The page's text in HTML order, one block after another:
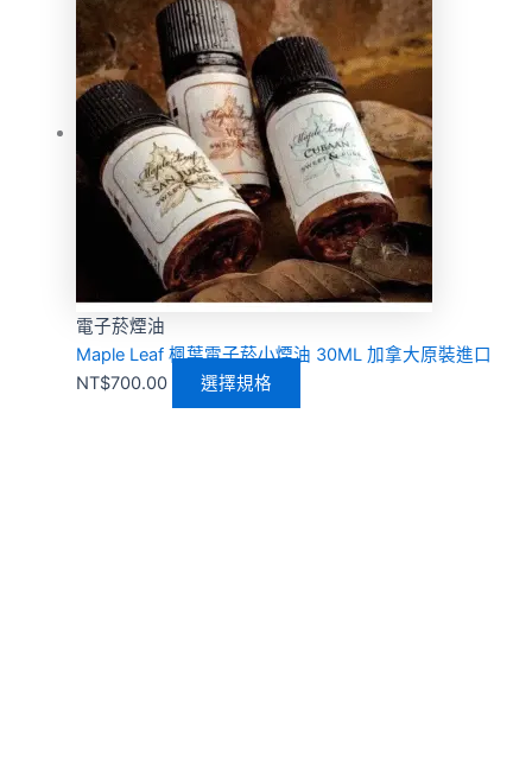
電子菸煙油
Maple Leaf 楓葉電子菸小煙油 30ML 加拿大原裝進口
NT$700.00 選擇規格